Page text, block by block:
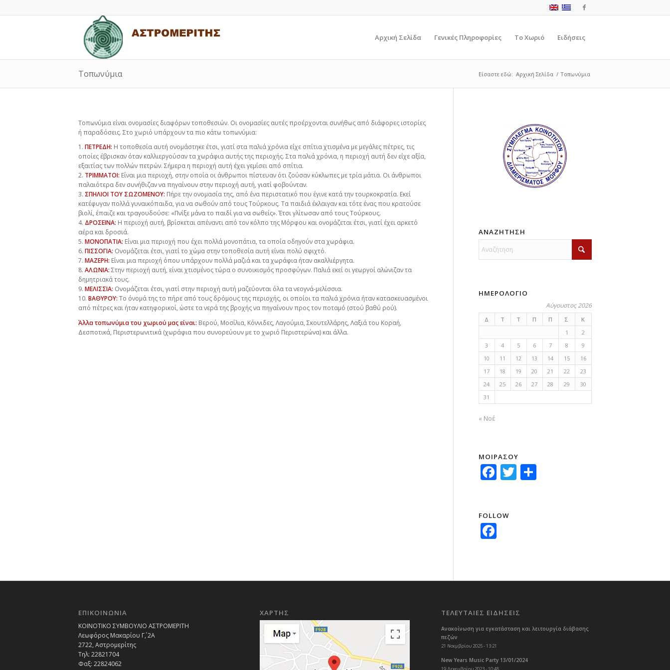
Αρχική Σελίδα Γενικές Πληροφορίες Το Χωριό Ειδήσεις
Τοπωνύμια Είσαστε εδώ: Αρχική Σελίδα / Τοπωνύμια
Τοπωνύμια είναι ονομασίες διαφόρων τοποθεσιών. Οι ονομασίες αυτές προέρχονται συνήθως από διάφορες ιστορίες
ή παραδόσεις. Στο χωριό υπάρχουν τα πιο κάτω τοπωνύμια:
1. ΠΕΤΡΕΔΗ: Η τοποθεσία αυτή ονομάστηκε έτσι, γιατί στα παλιά χρόνια είχε σπίτια χτισμένα με μεγάλες πέτρες, τις
οποίες έβρισκαν όταν καλλιεργούσαν τα χωράφια αυτής της περιοχής. Στα παλιά χρόνια, η περιοχή αυτή δεν είχε αξία,
εξαιτίας των πολλών πετρών. Σήμερα η περιοχή αυτή έχει γεμίσει από σπίτια.
2. ΤΡΙΜΜΑΤΟΙ: Είναι μια περιοχή, στην οποία οι άνθρωποι πίστευαν ότι ζούσαν κύκλωπες με τρία μάτια. Οι άνθρωποι
παλαιότερα δεν συνήθιζαν να πηγαίνουν στην περιοχή αυτή, γιατί φοβούνταν.
3. ΣΠΗΛΙΟΙ ΤΟΥ ΣΩΖΟΜΕΝΟΥ: Πήρε την ονομασία της, από ένα περιστατικό που έγινε κατά την τουρκοκρατία. Εκεί
κατέφυγαν πολλά γυναικόπαιδα, για να σωθούν από τους Τούρκους. Τα παιδιά έκλαιγαν και τότε ένας που κρατούσε
βιολί, έπαιζε και τραγουδούσε: «Πνίξε μάνα το παιδί για να σωθείς». Έτσι γλίτωσαν από τους Τούρκους.
4. ΔΡΟΣΕΙΝΑ: Η περιοχή αυτή, βρίσκεται απέναντι από τον κόλπο της Μόρφου και ονομάζεται έτσι, γιατί έχει αρκετό
αέρα και δροσιά.
5. ΜΟΝΟΠΑΤΙΑ: Είναι μια περιοχή που έχει πολλά μονοπάτια, τα οποία οδηγούν στα χωράφια.
6. ΠΙΣΣΟΓΙΑ: Ονομάζεται έτσι, γιατί το χώμα στην τοποθεσία αυτή είναι πολύ σφιχτό.
7. ΜΑΖΕΡΗ: Είναι μια περιοχή όπου υπάρχουν πολλά μαζιά και τα χωράφια ήταν ακαλλιέργητα.
8. ΑΛΩΝΙΑ: Στην περιοχή αυτή, είναι χτισμένος τώρα ο συνοικισμός προσφύγων. Παλιά εκεί οι γεωργοί αλώνιζαν τα
δημητριακά τους.
9. ΜΕΛΙΣΣΙΑ: Ονομάζεται έτσι, γιατί στην περιοχή αυτή μαζεύονται όλα τα νεογνά-μελίσσια.
10. ΒΑΘΥΡΟΥ: Το όνομά της το πήρε από τους δρόμους της περιοχής, οι οποίοι τα παλιά χρόνια ήταν κατασκευασμένοι
από πέτρες και ήταν κατηφορικοί, ώστε τα νερά της βροχής να πηγαίνουν προς τον ποταμό (στού βαθύ ρού).
Άλλα τοπωνύμια του χωριού μας είναι: Βερού, Μοσίλια, Κόννιδες, Λαγούμια, Σκουτελλάρης, Λαξιά του Κοραή,
Δεσποτικά, Περιστερωνιτικά (χωράφια που συνορεύουν με το χωριό Περιστερώνα) και άλλα.
ΑΝΑΖΗΤΗΣΗ
ΗΜΕΡΟΛΟΓΙΟ
Αύγουστος 2026
Δ Τ Τ Π Π Σ
Κ
1
2
3
4 5 6 7 8
9
10
11 12 13 14 15
16
17
18 19 20 21 22
23
24
25 26 27 28 29
30
31
« Νοέ
ΜΟΙΡΑΣΟΥ
Facebook
Twitter
Μοιραστείτε
FOLLOW
Facebook
ΕΠΙΚΟΙΝΩΝΙΑ
ΚΟΙΝΟΤΙΚΟ ΣΥΜΒΟΥΛΙΟ ΑΣΤΡΟΜΕΡΙΤΗ
Λεωφόρος Μακαρίου Γ΄, 2Α
2722, Αστρομερίτης
Τηλ: 22821704
Φαξ: 22824062
ΧΑΡΤΗΣ ΤΕΛΕΥΤΑΙΕΣ ΕΙΔΗΣΕΙΣ
Ανακοίνωση για εγκατάσταση και λειτουργία διάβασης
πεζών
21 Νοεμβρίου 2025 - 13:21
New Years Music Party 13/01/2024